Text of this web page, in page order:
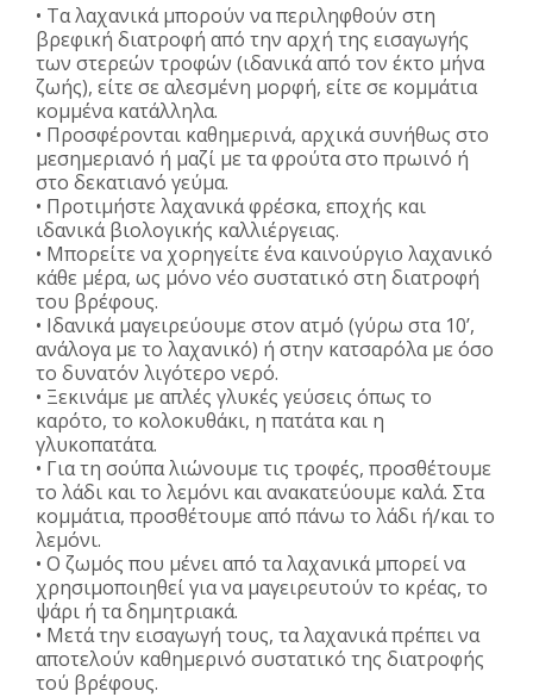
• Τα λαχανικά μπορούν να περιληφθούν στη
βρεφική διατροφή από την αρχή της εισαγωγής
των στερεών τροφών (ιδανικά από τον έκτο μήνα
ζωής), είτε σε αλεσμένη μορφή, είτε σε κομμάτια
κομμένα κατάλληλα.
• Προσφέρονται καθημερινά, αρχικά συνήθως στο
μεσημεριανό ή μαζί με τα φρούτα στο πρωινό ή
στο δεκατιανό γεύμα.
• Προτιμήστε λαχανικά φρέσκα, εποχής και
ιδανικά βιολογικής καλλιέργειας.
• Μπορείτε να χορηγείτε ένα καινούργιο λαχανικό
κάθε μέρα, ως μόνο νέο συστατικό στη διατροφή
του βρέφους.
• Ιδανικά μαγειρεύουμε στον ατμό (γύρω στα 10’,
ανάλογα με το λαχανικό) ή στην κατσαρόλα με όσο
το δυνατόν λιγότερο νερό.
• Ξεκινάμε με απλές γλυκές γεύσεις όπως το
καρότο, το κολοκυθάκι, η πατάτα και η
γλυκοπατάτα.
• Για τη σούπα λιώνουμε τις τροφές, προσθέτουμε
το λάδι και το λεμόνι και ανακατεύουμε καλά. Στα
κομμάτια, προσθέτουμε από πάνω το λάδι ή/και το
λεμόνι.
• Ο ζωμός που μένει από τα λαχανικά μπορεί να
χρησιμοποιηθεί για να μαγειρευτούν το κρέας, το
ψάρι ή τα δημητριακά.
• Μετά την εισαγωγή τους, τα λαχανικά πρέπει να
αποτελούν καθημερινό συστατικό της διατροφής
τού βρέφους.